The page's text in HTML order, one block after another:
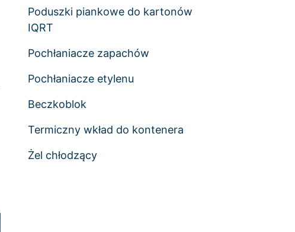
Poduszki piankowe do kartonów
IQRT
Pochłaniacze zapachów
Pochłaniacze etylenu
Beczkoblok
Termiczny wkład do kontenera
Żel chłodzący